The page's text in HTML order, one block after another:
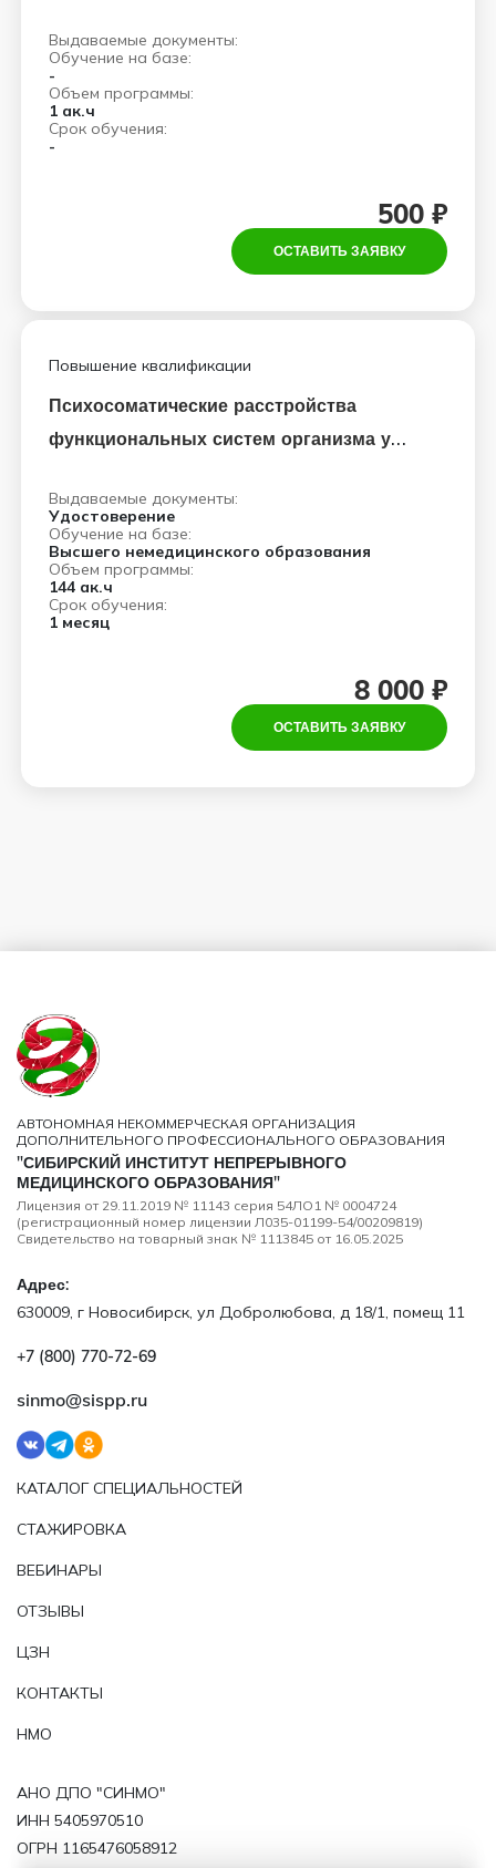
Выдаваемые документы:
Обучение на базе:
-
Объем программы:
1 ак.ч
Срок обучения:
-
500 ₽
ОСТАВИТЬ ЗАЯВКУ
Повышение квалификации
Психосоматические расстройства
функциональных систем организма у
психотерапевтическая помощь
Выдаваемые документы:
Удостоверение
Обучение на базе:
Высшего немедицинского образования
Объем программы:
144 ак.ч
Срок обучения:
1 месяц
8 000 ₽
ОСТАВИТЬ ЗАЯВКУ
АВТОНОМНАЯ НЕКОММЕРЧЕСКАЯ ОРГАНИЗАЦИЯ
ДОПОЛНИТЕЛЬНОГО ПРОФЕССИОНАЛЬНОГО ОБРАЗОВАНИЯ
"СИБИРСКИЙ ИНСТИТУТ НЕПРЕРЫВНОГО
МЕДИЦИНСКОГО ОБРАЗОВАНИЯ"
Лицензия от 29.11.2019 № 11143 серия 54ЛО1 № 0004724
(регистрационный номер лицензии Л035-01199-54/00209819)
Свидетельство на товарный знак № 1113845 от 16.05.2025
Адрес:
630009, г Новосибирск, ул Добролюбова, д 18/1, помещ 11
+7 (800) 770‑72‑69
sinmo@sispp.ru
КАТАЛОГ СПЕЦИАЛЬНОСТЕЙ
СТАЖИРОВКА
ВЕБИНАРЫ
ОТЗЫВЫ
ЦЗН
КОНТАКТЫ
НМО
АНО ДПО "СИНМО"
ИНН 5405970510
ОГРН 1165476058912